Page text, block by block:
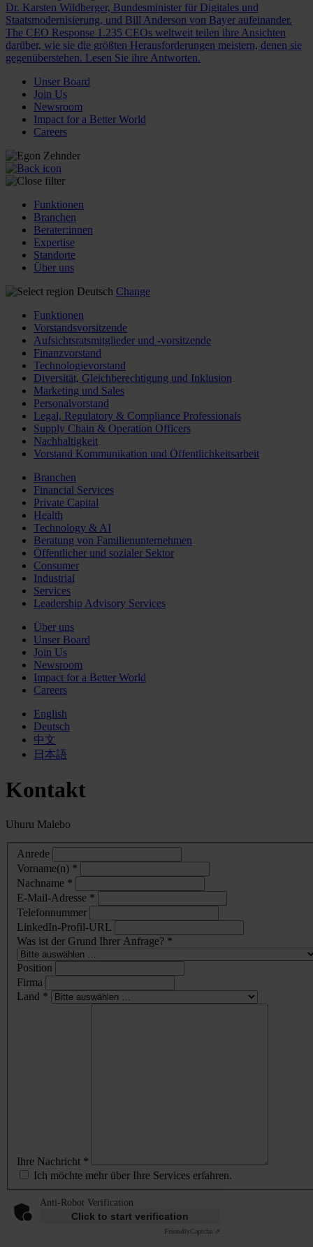
Dr. Karsten Wildberger, Bundesminister für Digitales und
Staatsmodernisierung, und Bill Anderson von Bayer aufeinander.
The CEO Response 1.235 CEOs weltweit teilen ihre Ansichten
darüber, wie sie die größten Herausforderungen meistern, denen sie
gegenüberstehen. Lesen Sie ihre Antworten.
Unser Board
Join Us
Newsroom
Impact for a Better World
Careers
Funktionen
Branchen
Berater:innen
Expertise
Standorte
Über uns
Deutsch Change
Funktionen
Vorstandsvorsitzende
Aufsichtsratsmitglieder und -vorsitzende
Finanzvorstand
Technologievorstand
Diversität, Gleichberechtigung und Inklusion
Marketing und Sales
Personalvorstand
Legal, Regulatory & Compliance Professionals
Supply Chain & Operation Officers
Nachhaltigkeit
Vorstand Kommunikation und Öffentlichkeitsarbeit
Branchen
Financial Services
Private Capital
Health
Technology & AI
Beratung von Familienunternehmen
Öffentlicher und sozialer Sektor
Consumer
Industrial
Services
Leadership Advisory Services
Über uns
Unser Board
Join Us
Newsroom
Impact for a Better World
Careers
English
Deutsch
中文
日本語
Kontakt
Uhuru Malebo
Anrede
Vorname(n) *
Nachname *
E-Mail-Adresse *
Telefonnummer
LinkedIn-Profil-URL
Was ist der Grund Ihrer Anfrage? *
Position
Firma
Land *
Ihre Nachricht *
Ich möchte mehr über Ihre Services erfahren.
Anti-Robot Verification
Click to start verification
FriendlyCaptcha ⇗